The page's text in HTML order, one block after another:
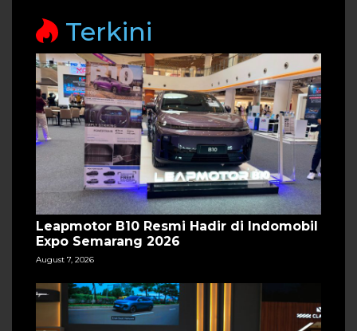
Terkini
Leapmotor B10 Resmi Hadir di Indomobil
Expo Semarang 2026
August 7, 2026